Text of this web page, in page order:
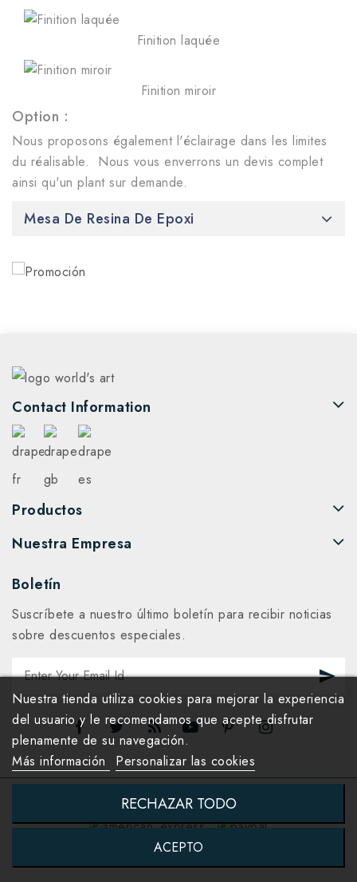
Finition laquée
Finition miroir
Option :
Nous proposons également l'éclairage dans les limites
du réalisable. Nous vous enverrons un devis complet
ainsi qu'un plant sur demande.
Mesa De Resina De Epoxi
Contact Information
Productos
Nuestra Empresa
Boletín
Suscríbete a nuestro último boletín para recibir noticias
sobre descuentos especiales.
Nuestra tienda utiliza cookies para mejorar la experiencia
del usuario y le recomendamos que acepte disfrutar
plenamente de su navegación.
Más información
Personalizar las cookies
RECHAZAR TODO
ACEPTO
© 2026 - World's Art